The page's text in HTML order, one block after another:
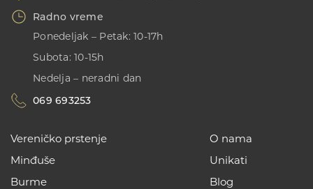
Radno vreme
Ponedeljak – Petak: 10-17h
Subota: 10-15h
Nedelja – neradni dan
069 693253
Vereničko prstenje
Minđuše
Burme
O nama
Unikati
Blog